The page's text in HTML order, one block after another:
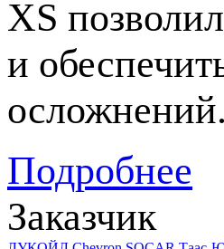
XS
и
осложнений.
Подробнее
Заказчик